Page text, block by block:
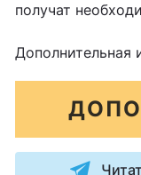
получат
Дополнительная